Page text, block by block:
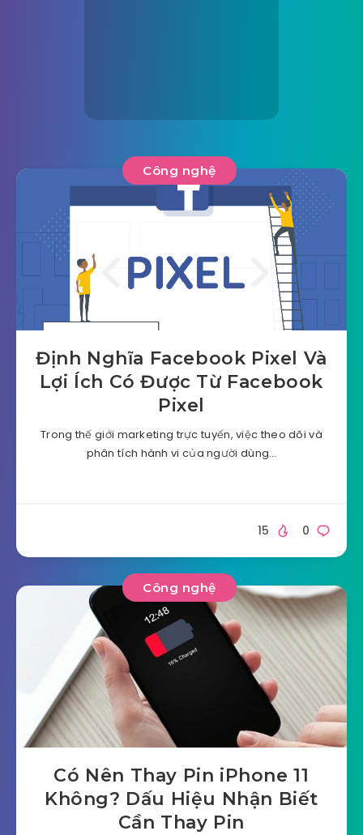
Công nghệ
Định Nghĩa Facebook Pixel Và
Lợi Ích Có Được Từ Facebook
Pixel
Trong thế giới marketing trực tuyến, việc theo dõi và
phân tích hành vi của người dùng…
0
15
Công nghệ
Có Nên Thay Pin iPhone 11
Không? Dấu Hiệu Nhận Biết
Cần Thay Pin